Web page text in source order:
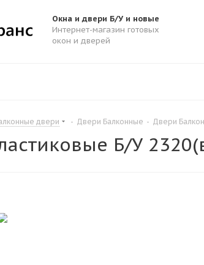
Окна и двери Б/У и новые
Интернет-магазин готовых
окон и дверей
двери - Двери Балконные - Двери
Б/У